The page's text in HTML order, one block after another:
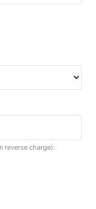
reverse charge).